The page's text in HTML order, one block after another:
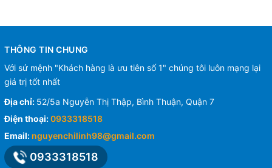
THÔNG TIN CHUNG
Với sứ mệnh "Khách hàng là ưu tiên số 1" chúng tôi luôn mạng lại
giá trị tốt nhất
Địa chỉ: 52/5a Nguyễn Thị Thập, Bình Thuận, Quận 7
Điện thoại:0933318518
Email: nguyenchilinh98@gmail.com
0933318518